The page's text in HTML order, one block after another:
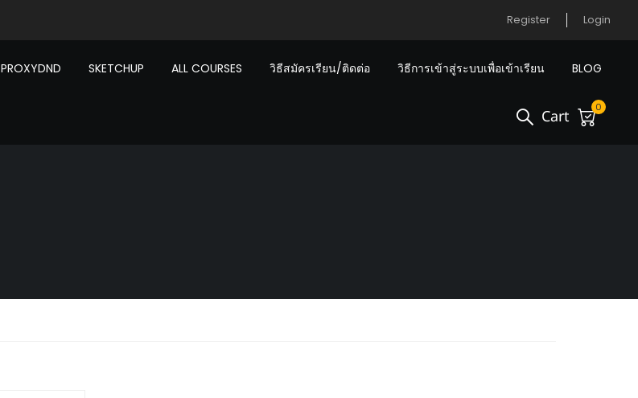
Register Login
PROXYDND SKETCHUP ALL COURSES วิธีสมัครเรียน/ติดต่อ วิธีการเข้าสู่ระบบเพื่อเข้าเรียน BLOG
Cart 0